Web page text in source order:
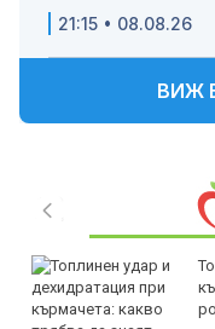
21:15 • 08.08.26
ВИЖ